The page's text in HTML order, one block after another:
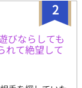
2
びならしても
れて絶望して